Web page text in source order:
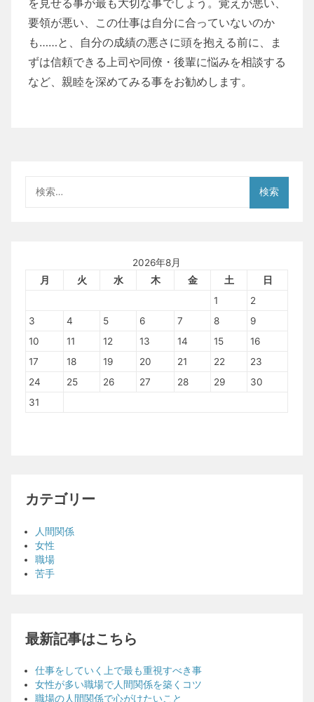
を見せる事が最も大切な事でしょう。覚えが悪い、
要領が悪い、この仕事は自分に合っていないのか
も……と、自分の成績の悪さに頭を抱える前に、ま
ずは信頼できる上司や同僚・後輩に悩みを相談する
など、親睦を深めてみる事をお勧めします。
索:
2026年8月
月
火 水 木 金 土
日
1
2
3
4 5 6 7 8
9
10
11 12 13 14 15
16
17
18 19 20 21 22
23
24
25 26 27 28 29
30
31
カテゴリー
人間関係
女性
職場
苦手
最新記事はこちら
仕事をしていく上で最も重視すべき事
女性が多い職場で人間関係を築くコツ
職場の人間関係で心がけたいこと